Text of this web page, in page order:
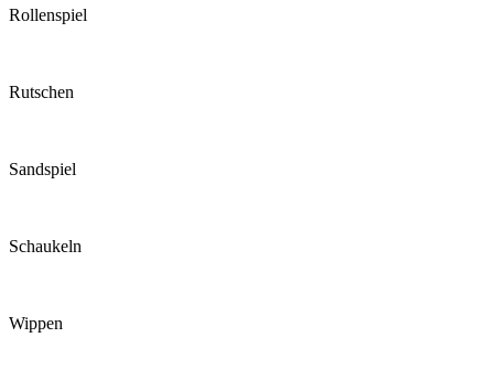
Rollenspiel
Rutschen
Sandspiel
Schaukeln
Wippen